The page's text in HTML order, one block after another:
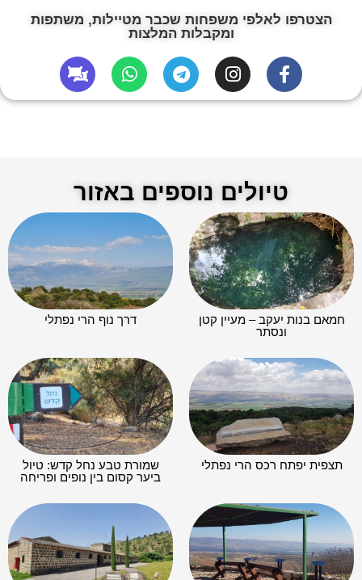
הצטרפו לאלפי משפחות שכבר מטיילות, משתפות
ומקבלות המלצות
טיולים נוספים באזור
חמאם בנות יעקב – מעיין קטן
ונסתר​
דרך נוף הרי נפתלי
תצפית יפתח רכס הרי נפתלי
שמורת טבע נחל קדש: טיול
ביער קסום בין נופים ופריחה